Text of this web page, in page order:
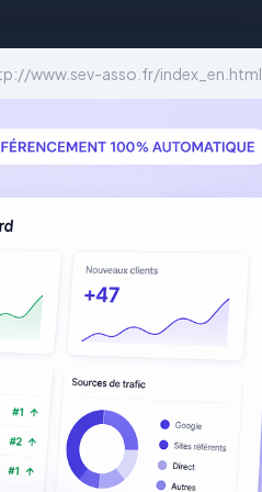
www.sev-asso.fr/index_en.html